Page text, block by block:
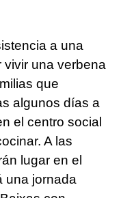
a una
vivir una verbena
que
algunos días a
el centro social
A las
lugar en el
una jornada